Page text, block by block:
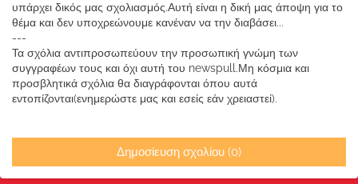
υπάρχει δικός μας σχολιασμός.Αυτή είναι η δική μας άποψη για το
θέμα και δεν υποχρεώνουμε κανέναν να την διαβάσει...
---
Τα σχόλια αντιπροσωπεύουν την προσωπική γνώμη των
συγγραφέων τους και όχι αυτή του newspull.Μη κόσμια και
προσβλητικά σχόλια θα διαγράφονται όπου αυτά
εντοπίζονται(ενημερώστε μας και εσείς εάν χρειαστεί).
Δημοσίευση σχολίου (0)